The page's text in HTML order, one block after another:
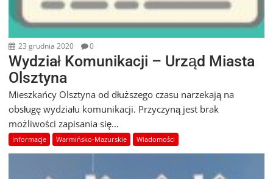
23 grudnia 2020 0
Wydział Komunikacji – Urząd Miasta
Olsztyna
Mieszkańcy Olsztyna od dłuższego czasu narzekają na
obsługę wydziału komunikacji. Przyczyną jest brak
możliwości zapisania się...
Informacje Warmińsko-Mazurskie Wiadomości